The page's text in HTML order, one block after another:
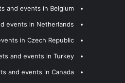
and events in Belgium
events in Netherlands
in Czech Republic
and events in Turkey
and events in Canada